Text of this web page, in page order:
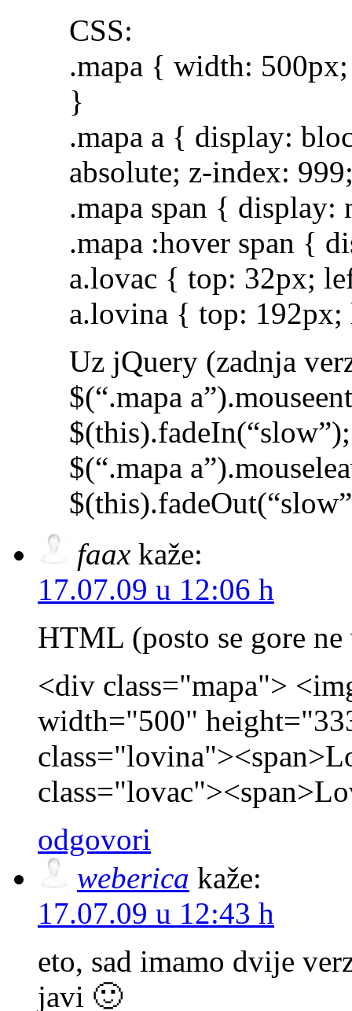
CSS:
.mapa { width:
}
.mapa a { display:
absolute; z-index:
.mapa span { display:
.mapa :hover span {
a.lovac { top: 32px;
a.lovina { top:
Uz jQuery (zadnja
$(“.mapa
$(“.mapa
faax kaže:
17.07.09 u 12:06 h
HTML (posto se gore
<div class="mapa">
width="500"
odgovori
weberica kaže:
17.07.09 u 12:43 h
eto, sad imamo dvije
javi 🙂